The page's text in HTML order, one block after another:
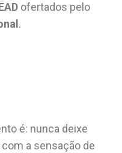
ofertados pelo
.
é: nunca deixe
a sensação de